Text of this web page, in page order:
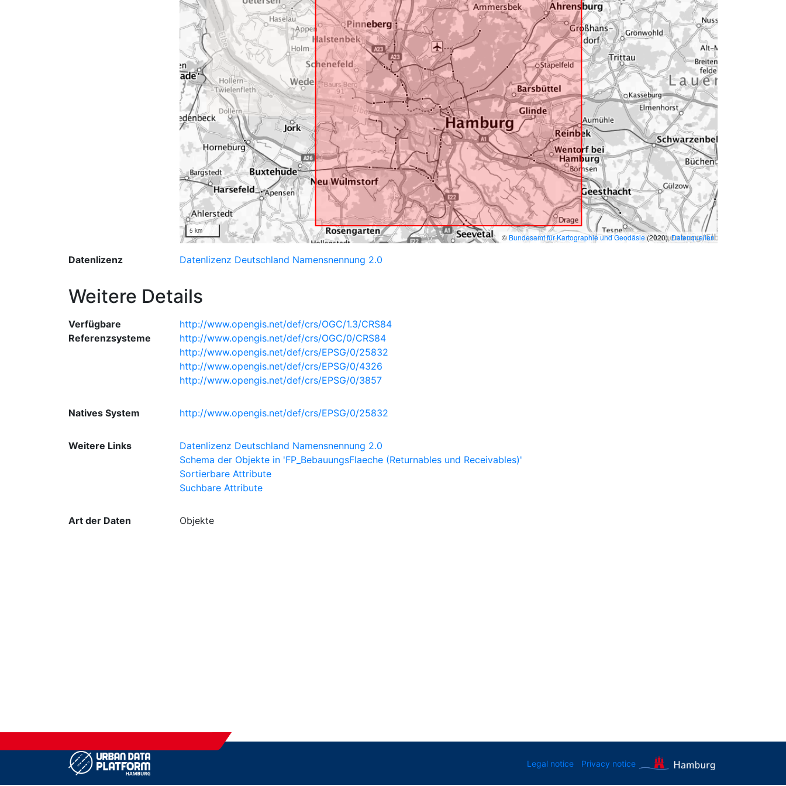
5 km
© Bundesamt für Kartographie und Geodäsie(2020),Datenquellen
Datenlizenz Datenlizenz Deutschland Namensnennung 2.0
Weitere Details
Verfügbare
Referenzsysteme
http://www.opengis.net/def/crs/OGC/1.3/CRS84
http://www.opengis.net/def/crs/OGC/0/CRS84
http://www.opengis.net/def/crs/EPSG/0/25832
http://www.opengis.net/def/crs/EPSG/0/4326
http://www.opengis.net/def/crs/EPSG/0/3857
Natives System http://www.opengis.net/def/crs/EPSG/0/25832
Weitere Links
Datenlizenz Deutschland Namensnennung 2.0
Schema der Objekte in 'FP_BebauungsFlaeche (Returnables und Receivables)'
Sortierbare Attribute
Suchbare Attribute
Art der Daten Objekte
Legal notice Privacy notice